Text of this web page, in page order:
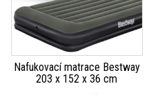
Nafukovací matrace Bestway
203 x 152 x 36 cm